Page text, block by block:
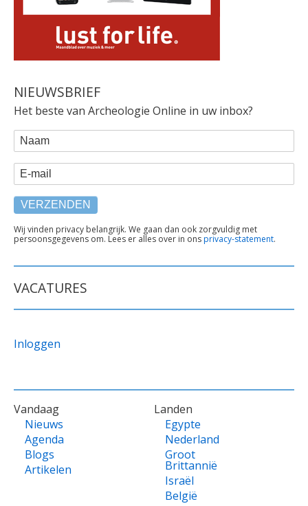
NIEUWSBRIEF
Het beste van Archeologie Online in uw inbox?
WEBFORM
Naam
E-mail
TEKST
ONDER
Wij vinden privacy belangrijk. We gaan dan ook zorgvuldig met
persoonsgegevens om. Lees er alles over in onsprivacy-statement.
VACATURES
Inloggen
VOET
Vandaag
Nieuws
Agenda
Blogs
Artikelen
Landen
Egypte
Nederland
Groot
Brittannië
Israël
België